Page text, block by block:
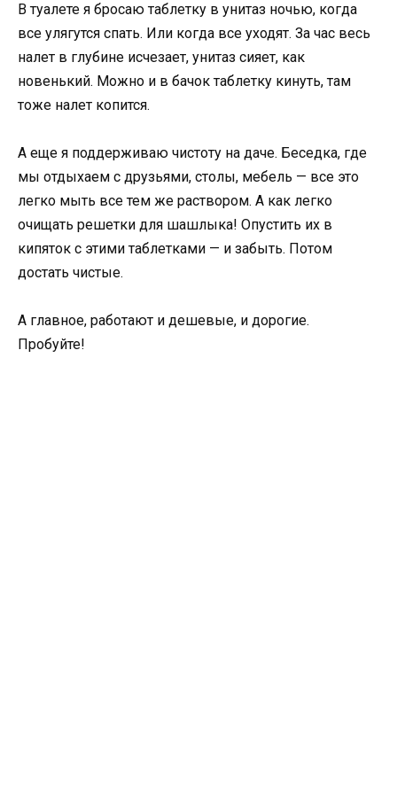
В туалете я бросаю таблетку в унитаз ночью, когда
все улягутся спать. Или когда все уходят. За час весь
налет в глубине исчезает, унитаз сияет, как
новенький. Можно и в бачок таблетку кинуть, там
тоже налет копится.
А еще я поддерживаю чистоту на даче. Беседка, где
мы отдыхаем с друзьями, столы, мебель — все это
легко мыть все тем же раствором. А как легко
очищать решетки для шашлыка! Опустить их в
кипяток с этими таблетками — и забыть. Потом
достать чистые.
А главное, работают и дешевые, и дорогие.
Пробуйте!